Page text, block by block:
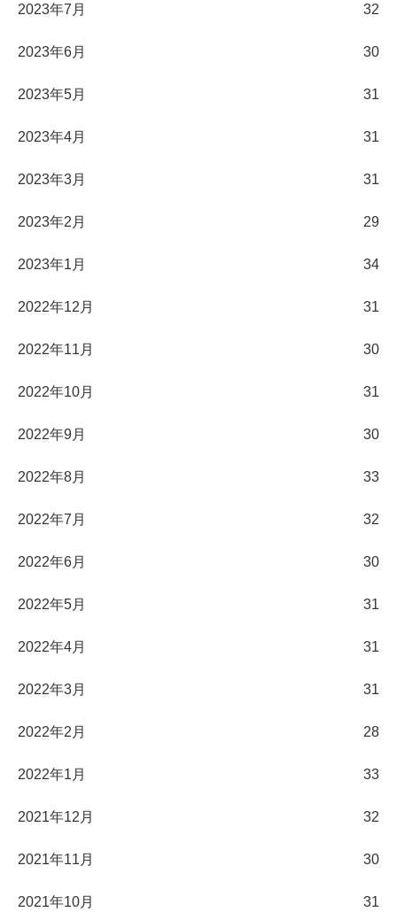
2023年7月 32
2023年6月 30
2023年5月 31
2023年4月 31
2023年3月 31
2023年2月 29
2023年1月 34
2022年12月 31
2022年11月 30
2022年10月 31
2022年9月 30
2022年8月 33
2022年7月 32
2022年6月 30
2022年5月 31
2022年4月 31
2022年3月 31
2022年2月 28
2022年1月 33
2021年12月 32
2021年11月 30
2021年10月 31